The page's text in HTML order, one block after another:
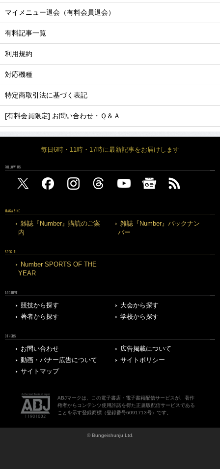
マイメニュー退会（有料会員退会）
有料記事一覧
利用規約
対応機種
特定商取引法に基づく表記
[有料会員限定] お問い合わせ・Ｑ＆Ａ
毎日6時・11時・17時に最新記事をお届けします
FOLLOW US
MAGAZINE
雑誌『Number』購読のご案
内
雑誌『Number』バックナン
バー
SPECIAL
Number SPORTS OF THE
YEAR
ARCHIVE
競技から探す
大会から探す
著者から探す
学校から探す
OTHERS
お問い合わせ
広告掲載について
動画・バナー広告について
サイトポリシー
サイトマップ
ABJマークは、この電子書店・電子書籍配信サービスが、著作
権者からコンテンツ使用許諾を得た正規版配信サービスである
ことを示す登録商標（登録番号6091713号）です。
© Bungeishunju Ltd.